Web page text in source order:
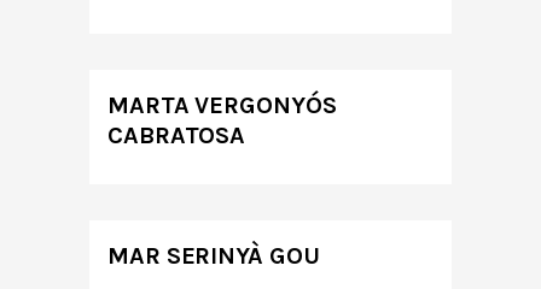
MARTA VERGONYÓS
CABRATOSA
MAR SERINYÀ GOU